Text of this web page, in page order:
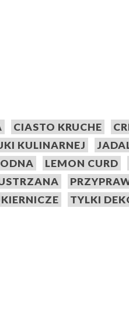
CIASTO KRUCHE
KULINARNEJ
LEMON CURD
TYLKI